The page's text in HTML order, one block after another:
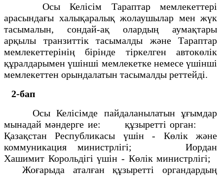
Осы Келісім Тараптар мемлекеттері
арасындағы халықаралық жолаушылар мен жүк
тасымалын, сондай-ақ олардың аумақтары
арқылы транзиттік тасымалды және Тараптар
мемлекеттерінің бірінде тіркелген автокөлік
құралдарымен үшінші мемлекетке немесе үшінші
мемлекеттен орындалатын тасымалды реттейді.
2-бап
Осы Келісімде пайдаланылатын ұғымдар
мынадай мәндерге ие: құзыретті орган:
Қазақстан Республикасы үшін - Көлік және
коммуникация министрлігі; Иордан
Хашимит Корольдігі үшін - Көлік министрлігі;
Жоғарыда аталған құзыретті органдардың